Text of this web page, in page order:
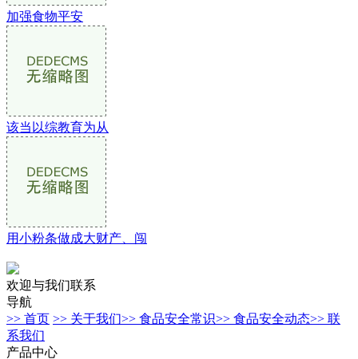
加强食物平安
该当以综教育为从
用小粉条做成大财产、闯
欢迎与我们联系
导航
>> 首页 >> 关于我们>> 食品安全常识>> 食品安全动态>> 联
系我们
产品中心